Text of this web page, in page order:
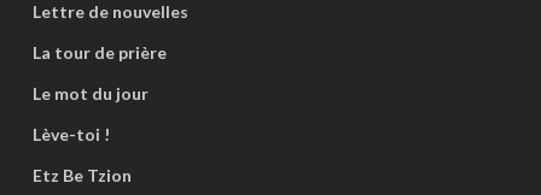
Lettre de nouvelles
La tour de prière
Le mot du jour
Lève-toi !
Etz Be Tzion